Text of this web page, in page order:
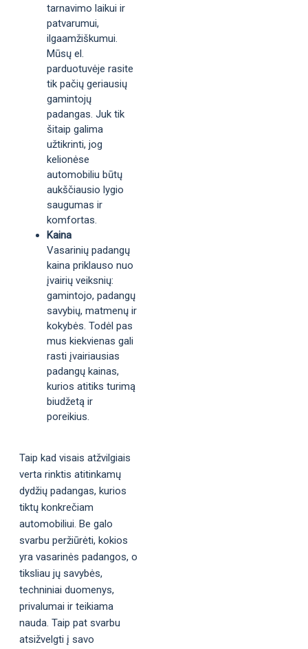
tarnavimo laikui ir
patvarumui,
ilgaamžiškumui.
Mūsų el.
parduotuvėje rasite
tik pačių geriausių
gamintojų
padangas. Juk tik
šitaip galima
užtikrinti, jog
kelionėse
automobiliu būtų
aukščiausio lygio
saugumas ir
komfortas.
Kaina
Vasarinių padangų
kaina priklauso nuo
įvairių veiksnių:
gamintojo, padangų
savybių, matmenų ir
kokybės. Todėl pas
mus kiekvienas gali
rasti įvairiausias
padangų kainas,
kurios atitiks turimą
biudžetą ir
poreikius.
Taip kad visais atžvilgiais
verta rinktis atitinkamų
dydžių padangas, kurios
tiktų konkrečiam
automobiliui. Be galo
svarbu peržiūrėti, kokios
yra vasarinės padangos, o
tiksliau jų savybės,
techniniai duomenys,
privalumai ir teikiama
nauda. Taip pat svarbu
atsižvelgti į savo